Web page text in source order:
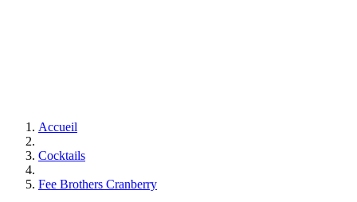
Accueil
Cocktails
Fee Brothers Cranberry